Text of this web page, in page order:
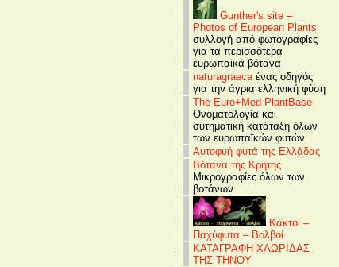
Gunther's site –
Photos of European Plants
συλλογή από φωτογραφίες
για τα περισσότερα
ευρωπαϊκά βότανα
naturagraecaένας οδηγός
για την άγρια ελληνική φύση
The Euro+Med PlantBase
Ονοματολογία και
συτηματική κατάταξη όλων
των ευρωπαϊκών φυτών.
Αυτοφυή φυτά της Ελλάδας
Βότανα της Κρήτης
Μικρογραφίες όλων των
βοτάνων
Κάκτοι –
Παχύφυτα – Βολβοί
ΚΑΤΑΓΡΑΦΗ ΧΛΩΡΙΔΑΣ
ΤΗΣ ΤΗΝΟΥ